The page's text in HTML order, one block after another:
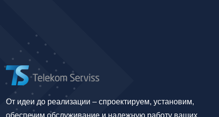
От идеи до реализации – спроектируем, установим,
обеспечим обслуживание и надежную работу ваших